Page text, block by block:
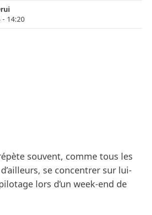
- 14:20
souvent, comme tous les
se concentrer sur lui-
lors d’un week-end de